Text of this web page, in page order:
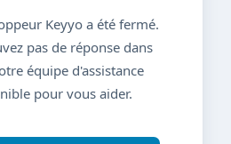
Keyyo a été fermé.
pas de réponse dans
équipe d'assistance
pour vous aider.